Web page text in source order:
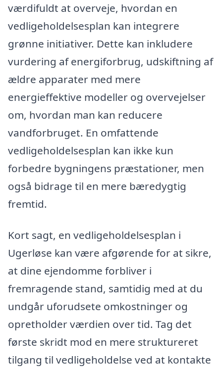
værdifuldt at overveje, hvordan en
vedligeholdelsesplan kan integrere
grønne initiativer. Dette kan inkludere
vurdering af energiforbrug, udskiftning af
ældre apparater med mere
energieffektive modeller og overvejelser
om, hvordan man kan reducere
vandforbruget. En omfattende
vedligeholdelsesplan kan ikke kun
forbedre bygningens præstationer, men
også bidrage til en mere bæredygtig
fremtid.
Kort sagt, en vedligeholdelsesplan i
Ugerløse kan være afgørende for at sikre,
at dine ejendomme forbliver i
fremragende stand, samtidig med at du
undgår uforudsete omkostninger og
opretholder værdien over tid. Tag det
første skridt mod en mere struktureret
tilgang til vedligeholdelse ved at kontakte